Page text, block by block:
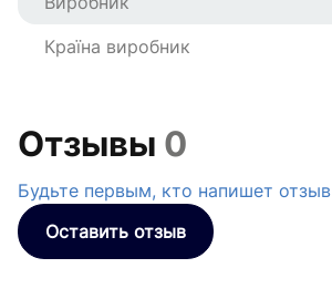
Країна виробник
Отзывы 0
Будьте первым, кто напишет отзыв
Оставить отзыв